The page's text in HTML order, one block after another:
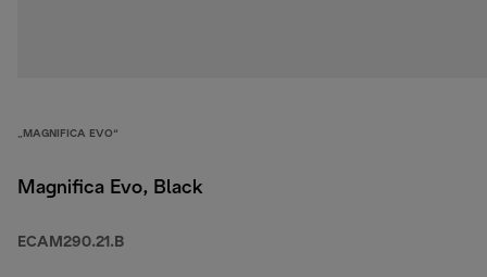
„MAGNIFICA EVO“
Magnifica Evo, Black
ECAM290.21.B